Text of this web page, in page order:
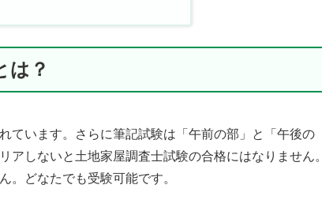
は？
ています。さらに筆記試験は「午前の部」と「午後の
しないと土地家屋調査士試験の合格にはなりません。
。どなたでも受験可能です。